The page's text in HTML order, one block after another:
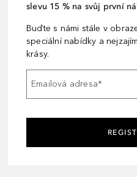
slevu 15 % na svůj první
Buďte s námi stále v
speciální nabídky a
krásy.
Emailová adresa*